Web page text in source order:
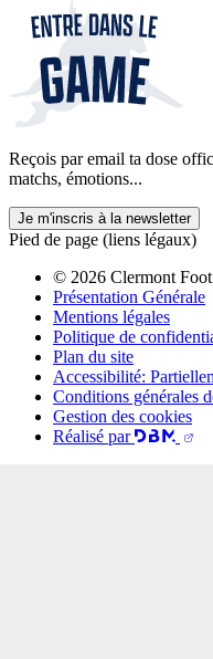
Reçois par email ta dose
matchs, émotions...
Je m'inscris à la newsletter
Pied de page (liens légaux)
© 2026 Clermont
Présentation Générale
Mentions légales
Politique de
Plan du site
Accessibilité:
Conditions générales
Gestion des cookies
Réalisé par